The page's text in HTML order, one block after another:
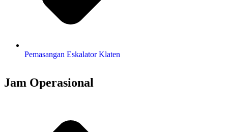
Pemasangan Eskalator Klaten
Jam Operasional